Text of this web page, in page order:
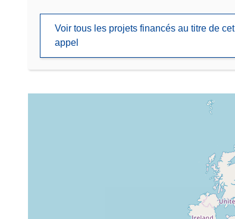
Voir tous les projets financés au titre de cet
appel